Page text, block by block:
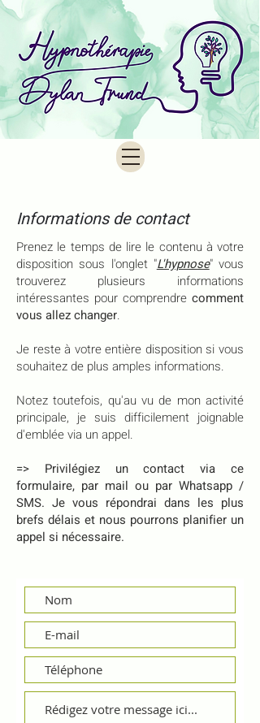
Informations de contact
Prenez le temps de lire le contenu à votre
disposition sous l'onglet "L'hypnose" vous
trouverez plusieurs informations
intéressantes pour comprendre comment
vous allez changer.
Je reste à votre entière disposition si vous
souhaitez de plus amples informations.
Notez toutefois, qu'au vu de mon activité
principale, je suis difficilement joignable
d'emblée via un appel.
=> Privilégiez un contact via ce
formulaire, par mail ou par Whatsapp /
SMS. Je vous répondrai dans les plus
brefs délais et nous pourrons planifier un
appel si nécessaire.